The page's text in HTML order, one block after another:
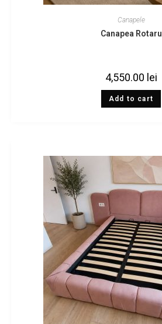
Canapele
Canapea Rotaru
4,550.00 lei
Add to cart